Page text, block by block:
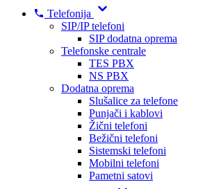
Telefonija
SIP/IP telefoni
SIP dodatna oprema
Telefonske centrale
TES PBX
NS PBX
Dodatna oprema
Slušalice za telefone
Punjači i kablovi
Žični telefoni
Bežični telefoni
Sistemski telefoni
Mobilni telefoni
Pametni satovi